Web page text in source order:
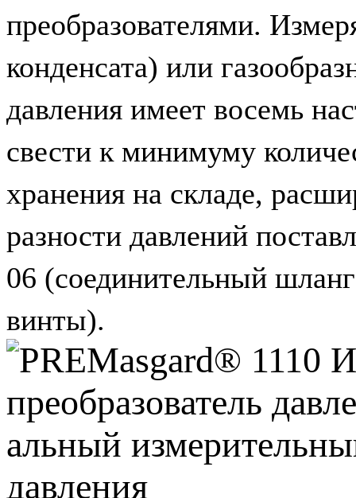
преобразователями.
конденсата) или
давления имеет восемь
свести к минимуму
хранения на складе,
разности давлений
06 (соединительный
винты).